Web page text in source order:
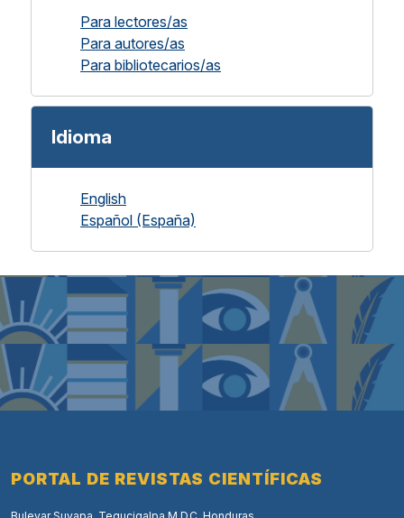
Para lectores/as
Para autores/as
Para bibliotecarios/as
Idioma
English
Español (España)
PORTAL DE REVISTAS CIENTÍFICAS